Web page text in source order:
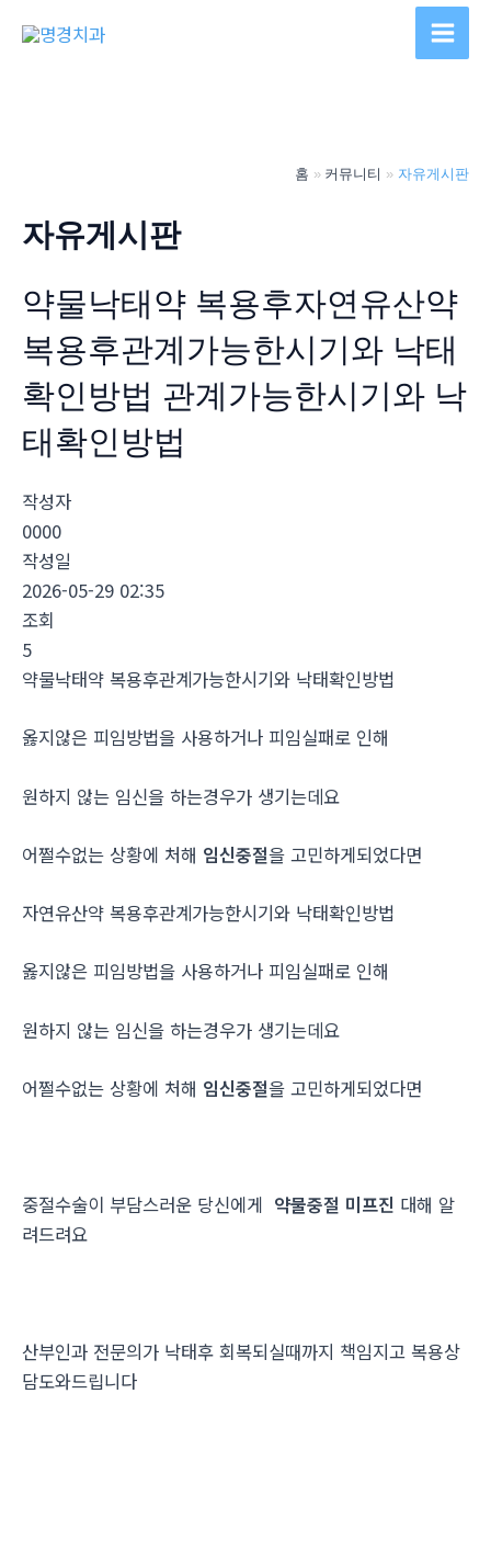
Main
홈 커뮤니티 자유게시판
자유게시판
약물낙태약 복용후자연유산약
복용후관계가능한시기와 낙태
확인방법 관계가능한시기와 낙
태확인방법
작성자
0000
작성일
2026-05-29 02:35
조회
5
약물낙태약 복용후관계가능한시기와 낙태확인방법
옳지않은 피임방법을 사용하거나 피임실패로 인해
원하지 않는 임신을 하는경우가 생기는데요
어쩔수없는 상황에 처해 임신중절을 고민하게되었다면
자연유산약 복용후관계가능한시기와 낙태확인방법
옳지않은 피임방법을 사용하거나 피임실패로 인해
원하지 않는 임신을 하는경우가 생기는데요
어쩔수없는 상황에 처해 임신중절을 고민하게되었다면
중절수술이 부담스러운 당신에게 약물중절 미프진 대해 알
려드려요
산부인과 전문의가 낙태후 회복되실때까지 책임지고 복용상
담도와드립니다